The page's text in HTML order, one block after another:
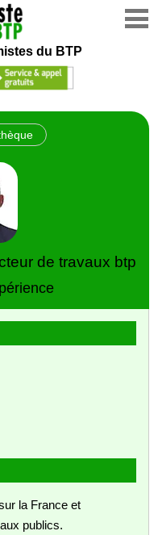
du BTP
de travaux btp
la France et
publics.